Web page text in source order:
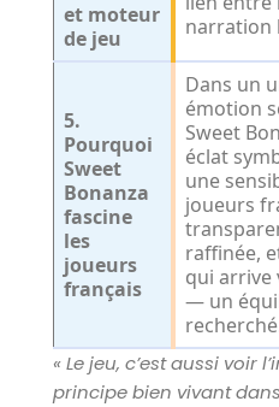
et moteur
de jeu
narration
5.
Pourquoi
Sweet
Bonanza
fascine
les
joueurs
français
Dans un
émotion
Sweet
éclat
une
joueurs
raffinée,
qui arrive
— un
« Le jeu, c’est aussi voir
principe bien vivant